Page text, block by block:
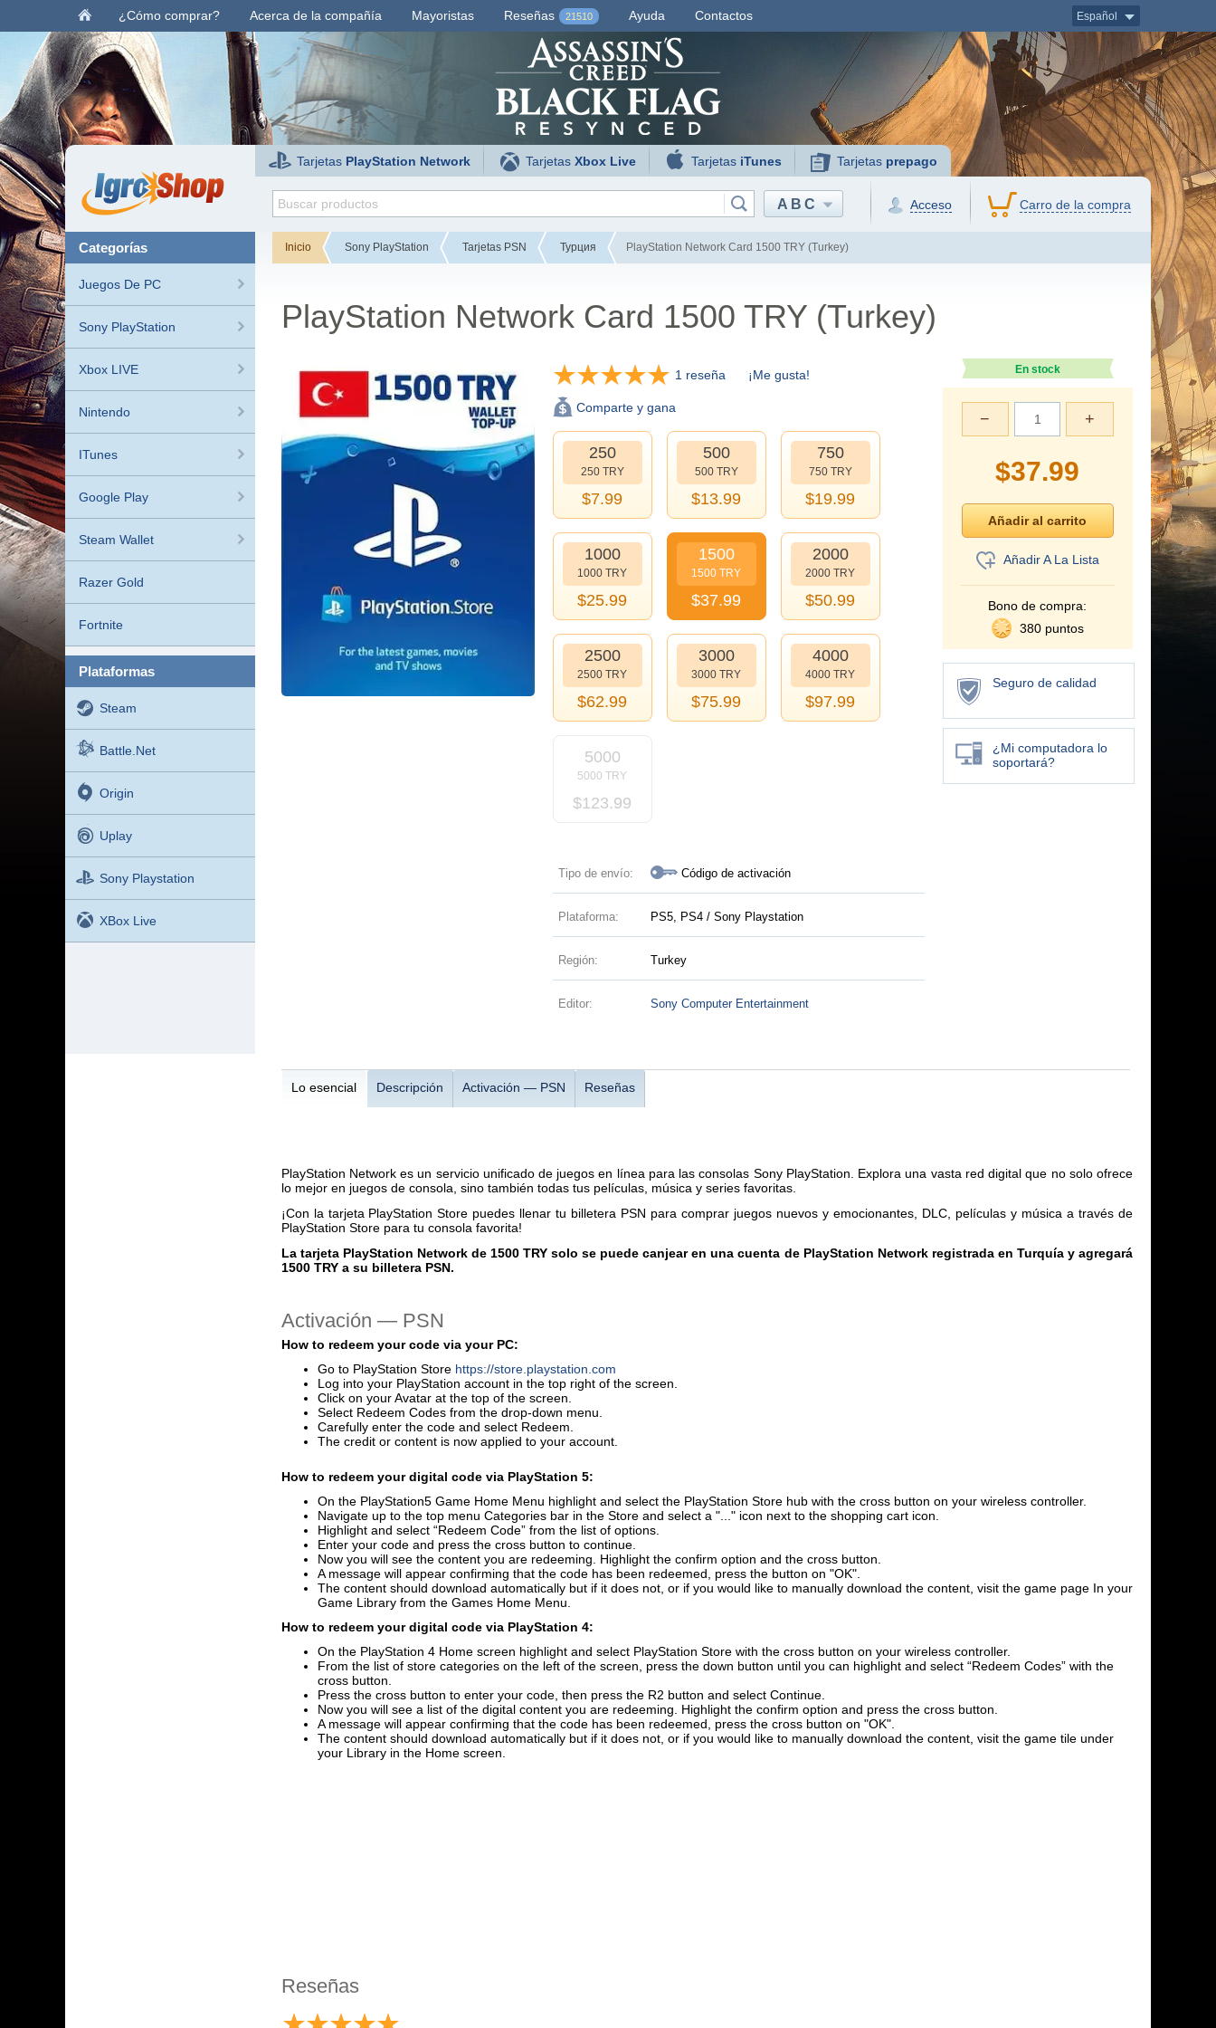
¿Cómo comprar? Acerca de la compañía Mayoristas Reseñas 21510 Ayuda Contactos Español
Tarjetas PlayStation Network TarjetasXbox Live Tarjetas iTunes Tarjetas prepago
ABC Acceso Carro de la compra
categorías
Juegos De PC
Sony PlayStation
Xbox LIVE
Nintendo
ITunes
Google Play
Steam Wallet
Razer Gold
Fortnite
plataformas
Steam
Battle.net
Origin
Uplay
Sony Playstation
XBox Live
Inicio Sony PlayStation Tarjetas PSN Турция PlayStation Network Card 1500 TRY (Turkey)
PlayStation Network Card 1500 TRY (Turkey)
1 reseña ¡Me gusta!
Comparte y gana
250
250 TRY
$7.99
500
500 TRY
$13.99
750
750 TRY
$19.99
1000
1000 TRY
$25.99
1500
1500 TRY
$37.99
2000
2000 TRY
$50.99
2500
2500 TRY
$62.99
3000
3000 TRY
$75.99
4000
4000 TRY
$97.99
5000
5000 TRY
$123.99
Tipo de envío: Código de activación
Plataforma: PS5, PS4 / Sony Playstation
Región: Turkey
Editor: Sony Computer Entertainment
En stock
+
−
$37.99
Añadir A La Lista
Bono de compra:
380 puntos
Seguro de calidad
¿Mi computadora lo
soportará?
Lo esencial Descripción Activación — PSN Reseñas
PlayStation Network es un servicio unificado de juegos en línea para las consolas Sony PlayStation. Explora una vasta red digital que no solo ofrece
lo mejor en juegos de consola, sino también todas tus películas, música y series favoritas.
¡Con la tarjeta PlayStation Store puedes llenar tu billetera PSN para comprar juegos nuevos y emocionantes, DLC, películas y música a través de
PlayStation Store para tu consola favorita!
La tarjeta PlayStation Network de 1500 TRY solo se puede canjear en una cuenta de PlayStation Network registrada en Turquía y agregará
1500 TRY a su billetera PSN.
Activación — PSN
How to redeem your code via your PC:
Go to PlayStation Store https://store.playstation.com
Log into your PlayStation account in the top right of the screen.
Click on your Avatar at the top of the screen.
Select Redeem Codes from the drop-down menu.
Carefully enter the code and select Redeem.
The credit or content is now applied to your account.
How to redeem your digital code via PlayStation 5:
On the PlayStation5 Game Home Menu highlight and select the PlayStation Store hub with the cross button on your wireless controller.
Navigate up to the top menu Categories bar in the Store and select a "..." icon next to the shopping cart icon.
Highlight and select “Redeem Code” from the list of options.
Enter your code and press the cross button to continue.
Now you will see the content you are redeeming. Highlight the confirm option and the cross button.
A message will appear confirming that the code has been redeemed, press the button on "OK".
The content should download automatically but if it does not, or if you would like to manually download the content, visit the game page In your
Game Library from the Games Home Menu.
How to redeem your digital code via PlayStation 4:
On the PlayStation 4 Home screen highlight and select PlayStation Store with the cross button on your wireless controller.
From the list of store categories on the left of the screen, press the down button until you can highlight and select “Redeem Codes” with the
cross button.
Press the cross button to enter your code, then press the R2 button and select Continue.
Now you will see a list of the digital content you are redeeming. Highlight the confirm option and press the cross button.
A message will appear confirming that the code has been redeemed, press the cross button on "OK".
The content should download automatically but if it does not, or if you would like to manually download the content, visit the game tile under
your Library in the Home screen.
Reseñas